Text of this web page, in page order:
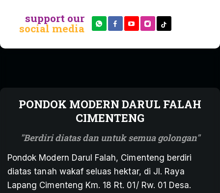
support our
social media
PONDOK MODERN DARUL FALAH
CIMENTENG
Berdiri diatas dan untuk semua golongan
Pondok Modern Darul Falah, Cimenteng berdiri
diatas tanah wakaf seluas hektar, di Jl. Raya
Lapang Cimenteng Km. 18 Rt. 01/ Rw. 01 Desa.